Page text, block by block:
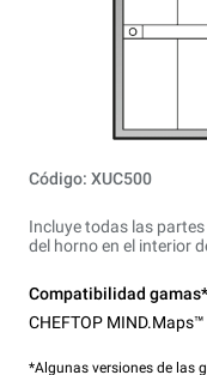
Código: XUC500
Incluye todas las
del horno en el interior
Compatibilidad
CHEFTOP MIND.Maps™
*Algunas versiones de las